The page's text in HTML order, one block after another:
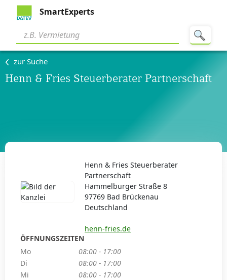
SmartExperts
zur Suche
Henn & Fries Steuerberater Partnerschaft
Henn & Fries Steuerberater
Partnerschaft
Hammelburger Straße 8
97769 Bad Brückenau
Deutschland
henn-fries.de
ÖFFNUNGSZEITEN
Mo
08:00 - 17:00
Di
08:00 - 17:00
Mi
08:00 - 17:00